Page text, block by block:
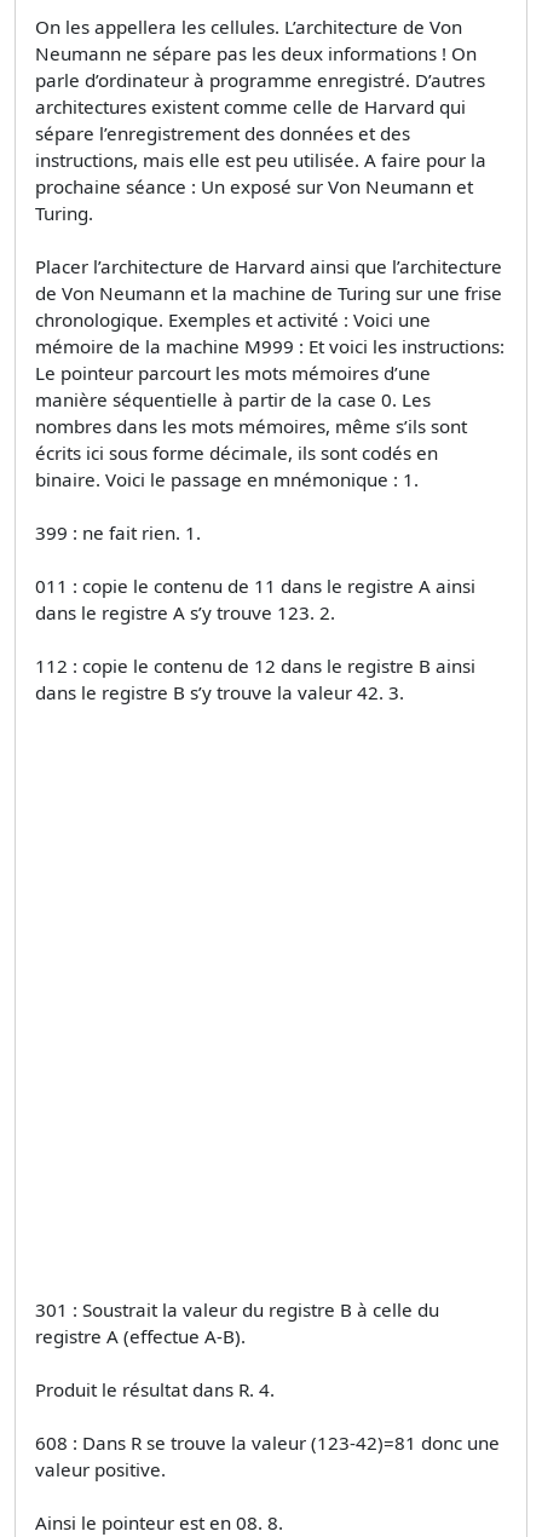
On les appellera les cellules. L’architecture de Von
Neumann ne sépare pas les deux informations ! On
parle d’ordinateur à programme enregistré. D’autres
architectures existent comme celle de Harvard qui
sépare l’enregistrement des données et des
instructions, mais elle est peu utilisée. A faire pour la
prochaine séance : Un exposé sur Von Neumann et
Turing.
Placer l’architecture de Harvard ainsi que l’architecture
de Von Neumann et la machine de Turing sur une frise
chronologique. Exemples et activité : Voici une
mémoire de la machine M999 : Et voici les instructions:
Le pointeur parcourt les mots mémoires d’une
manière séquentielle à partir de la case 0. Les
nombres dans les mots mémoires, même s’ils sont
écrits ici sous forme décimale, ils sont codés en
binaire. Voici le passage en mnémonique : 1.
399 : ne fait rien. 1.
011 : copie le contenu de 11 dans le registre A ainsi
dans le registre A s’y trouve 123. 2.
112 : copie le contenu de 12 dans le registre B ainsi
dans le registre B s’y trouve la valeur 42. 3.
301 : Soustrait la valeur du registre B à celle du
registre A (effectue A-B).
Produit le résultat dans R. 4.
608 : Dans R se trouve la valeur (123-42)=81 donc une
valeur positive.
Ainsi le pointeur est en 08. 8.